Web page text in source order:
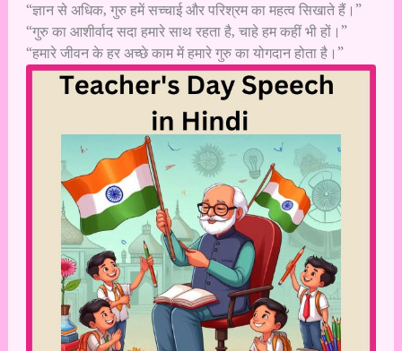
“ज्ञान से अधिक, गुरु हमें सच्चाई और परिश्रम का महत्व सिखाते हैं।”
“गुरु का आशीर्वाद सदा हमारे साथ रहता है, चाहे हम कहीं भी हों।”
“हमारे जीवन के हर अच्छे काम में हमारे गुरु का योगदान होता है।”